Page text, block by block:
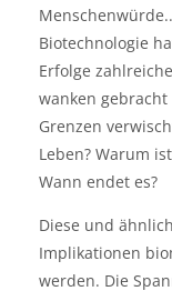
Biotechnologie
Erfolge
wanken
Grenzen
Leben? Warum
Wann endet es?
Diese und
Implikationen
werden. Die